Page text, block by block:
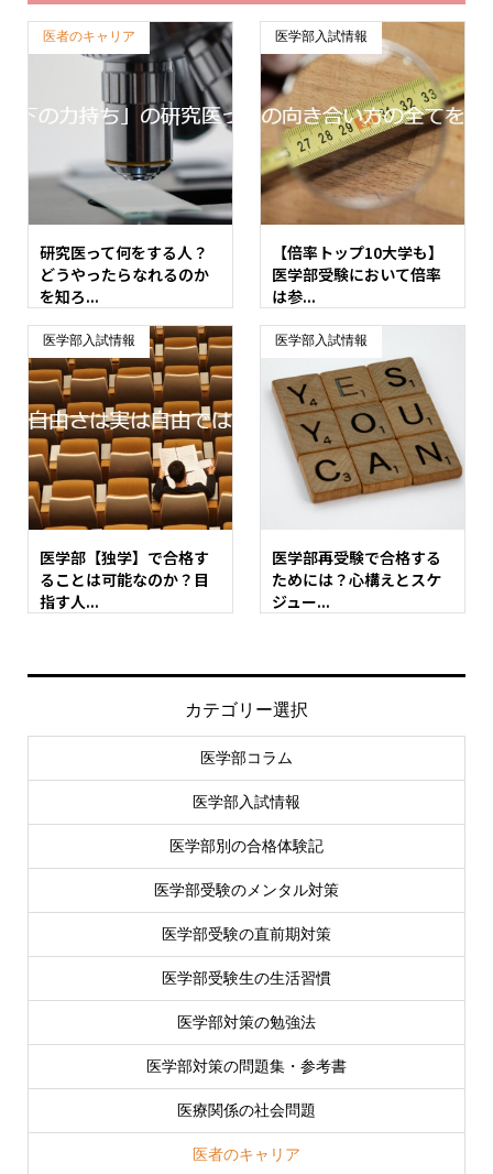
医者のキャリア
研究医って何をする人？
どうやったらなれるのか
を知ろ...
医学部入試情報
【倍率トップ10大学も】
医学部受験において倍率
は参...
医学部入試情報
医学部【独学】で合格す
ることは可能なのか？目
指す人...
医学部入試情報
医学部再受験で合格する
ためには？心構えとスケ
ジュー...
カテゴリー選択
医学部コラム
医学部入試情報
医学部別の合格体験記
医学部受験のメンタル対策
医学部受験の直前期対策
医学部受験生の生活習慣
医学部対策の勉強法
医学部対策の問題集・参考書
医療関係の社会問題
医者のキャリア